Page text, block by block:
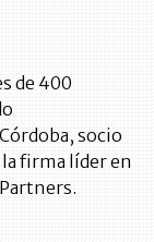
de 400
socio
firma líder en